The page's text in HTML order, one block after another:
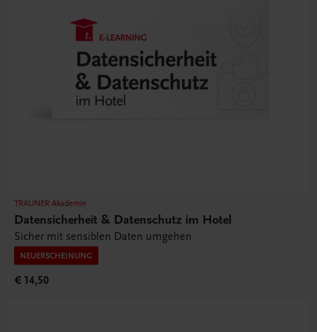
TRAUNER Akademie
Datensicherheit & Datenschutz im Hotel
Sicher mit sensiblen Daten umgehen
NEUERSCHEINUNG
€ 14,50